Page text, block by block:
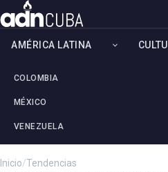
AMÉRICA LATINA
COLOMBIA
MÉXICO
VENEZUELA
Inicio/Tendencias